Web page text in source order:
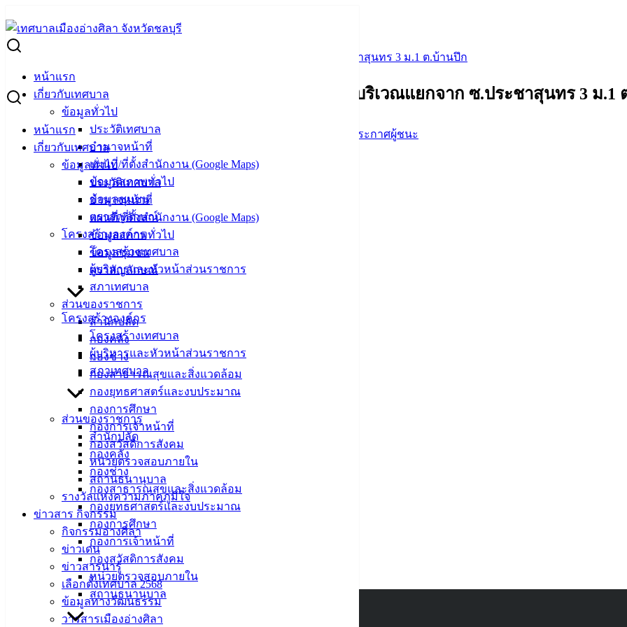
to
content
หน้าแรก
เกี่ยวกับเทศบาล
ข้อมูลทั่วไป
ประวัติเทศบาล
อำนาจหน้าที่
แผนที่/ที่ตั้งสำนักงาน (Google Maps)
ข้อมูลสภาพทั่วไป
ข้อมูลชุมชน
ตราสัญลักษณ์
โครงสร้างองค์กร
โครงสร้างเทศบาล
ผู้บริหารและหัวหน้าส่วนราชการ
สภาเทศบาล
ส่วนของราชการ
สำนักปลัด
กองคลัง
กองช่าง
กองสาธารณสุขและสิ่งแวดล้อม
กองยุทธศาสตร์และงบประมาณ
กองการศึกษา
กองการเจ้าหน้าที่
กองสวัสดิการสังคม
หน่วยตรวจสอบภายใน
สถานธนานุบาล
รางวัลแห่งความภาคภูมิใจ
ข่าวสาร กิจกรรม
กิจกรรมอ่างศิลา
ข่าวเด่น
ข่าวสารน่ารู้
เลือกตั้งเทศบาล 2568
ข้อมูลทางวัฒนธรรม
วารสารเมืองอ่างศิลา
หน้าแรก
เกี่ยวกับเทศบาล
ข้อมูลทั่วไป
ประวัติเทศบาล
อำนาจหน้าที่
แผนที่/ที่ตั้งสำนักงาน (Google Maps)
ข้อมูลสภาพทั่วไป
ข้อมูลชุมชน
ตราสัญลักษณ์
โครงสร้างองค์กร
โครงสร้างเทศบาล
ผู้บริหารและหัวหน้าส่วนราชการ
สภาเทศบาล
ส่วนของราชการ
สำนักปลัด
กองคลัง
กองช่าง
กองสาธารณสุขและสิ่งแวดล้อม
กองยุทธศาสตร์และงบประมาณ
กองการศึกษา
กองการเจ้าหน้าที่
กองสวัสดิการสังคม
หน่วยตรวจสอบภายใน
สถานธนานุบาล
Search
for:
ผู้ชนะการเสนอราคา โครงการก่อสร้างถนนลูกรัง บริเวณแยกจาก ซ.ประชาสุนทร 3 ม.1 ต.บ้านปึก
ผู้ชนะการเสนอราคา โครงการก่อสร้างถนนลูกรัง บริเวณแยกจาก ซ.ประชาสุนทร 3 ม.1
กุมภาพันธ์ 20, 2024มีนาคม 28, 2024 ประกาศผู้ชนะ
ถนนลูกรัง บริเวณแยกจาก ซ.ประชาสุนทร 3 ดาวน์โหลด
เทศบาลเมืองอ่างศิลา